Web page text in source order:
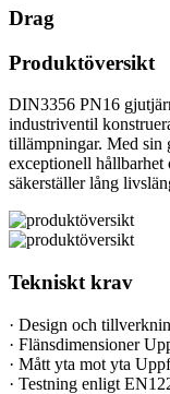
Drag
Produktöversikt
DIN3356 PN16
industriventil
tillämpningar. Med sin
exceptionell hållbarhet
säkerställer lång
Tekniskt krav
· Design och
· Flänsdimensioner
· Mått yta mot yta
· Testning enligt